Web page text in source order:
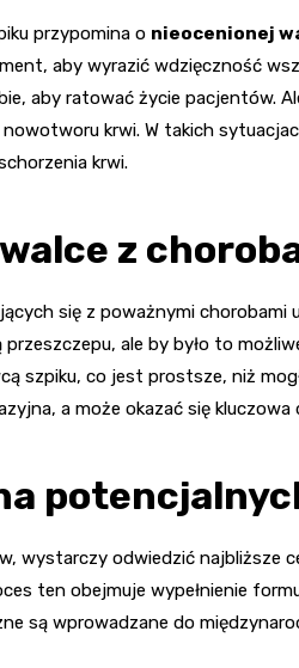
przypomina o nieocenionej
aby wyrazić wdzięczność
aby ratować życie pacjentów.
krwi. W takich
krwi.
z
się z poważnymi chorobami
ale by było to
szpiku, co jest prostsze, niż
a może okazać się kluczowa
wystarczy odwiedzić najbliższe
ten obejmuje wypełnienie
są wprowadzane do